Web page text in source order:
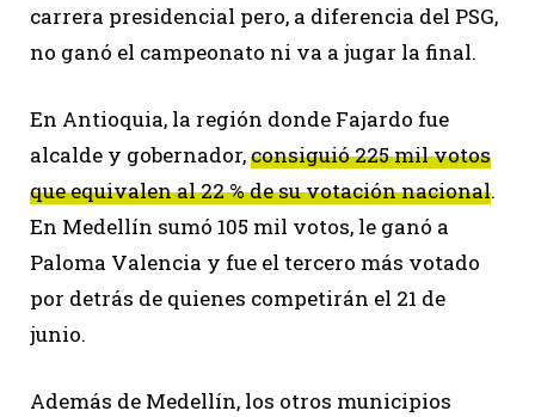
carrera presidencial pero, a diferencia del PSG,
no ganó el campeonato ni va a jugar la final.
En Antioquia, la región donde Fajardo fue
alcalde y gobernador,consiguió 225 mil votos
que equivalen al 22 % de su votación nacional.
En Medellín sumó 105 mil votos, le ganó a
Paloma Valencia y fue el tercero más votado
por detrás de quienes competirán el 21 de
junio.
Además de Medellín, los otros municipios